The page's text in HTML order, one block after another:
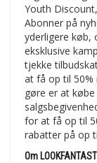
Youth
Abonner på
yderligere køb,
eksklusive
tjekke
at få op til 50%
gøre er at
for at få op til
rabatter på op
Om